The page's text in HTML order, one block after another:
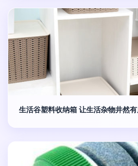
生活谷塑料收纳箱 让生活杂物井然